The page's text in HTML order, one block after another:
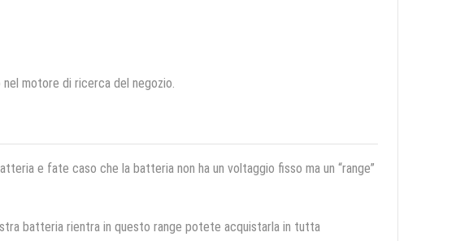
motore di ricerca del negozio.
e fate caso che la batteria non ha un voltaggio fisso ma un “range”
batteria rientra in questo range potete acquistarla in tutta